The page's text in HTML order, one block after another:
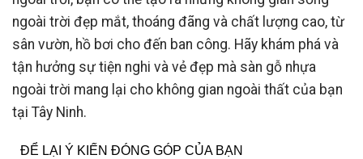
ngoài trời đẹp mắt, thoáng đãng và chất lượng cao, từ
sân vườn, hồ bơi cho đến ban công. Hãy khám phá và
tận hưởng sự tiện nghi và vẻ đẹp mà sàn gỗ nhựa
ngoài trời mang lại cho không gian ngoài thất của bạn
tại Tây Ninh.
ĐỂ LẠI Ý KIẾN ĐÓNG GÓP CỦA BẠN